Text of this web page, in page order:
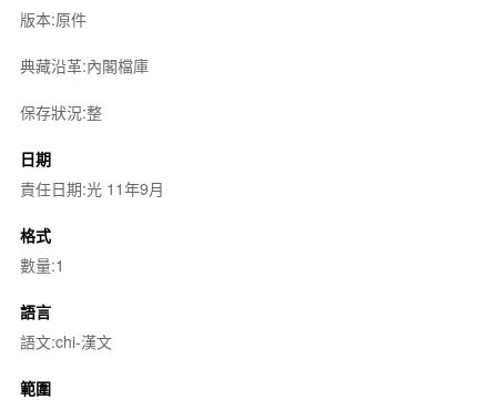
版本:原件
典藏沿革:內閣檔庫
保存狀況:整
日期
責任日期:光 11年9月
格式
數量:1
語言
語文:chi-漢文
範圍